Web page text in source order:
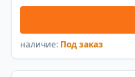
наличие: Под заказ